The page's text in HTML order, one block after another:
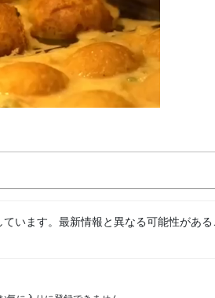
います。最新情報と異なる可能性があ